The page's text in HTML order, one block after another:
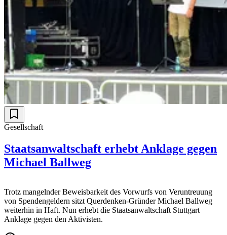
Gesellschaft
Staatsanwaltschaft erhebt Anklage gegen
Michael Ballweg
Trotz mangelnder Beweisbarkeit des Vorwurfs von Veruntreuung
von Spendengeldern sitzt Querdenken-Gründer Michael Ballweg
weiterhin in Haft. Nun erhebt die Staatsanwaltschaft Stuttgart
Anklage gegen den Aktivisten.